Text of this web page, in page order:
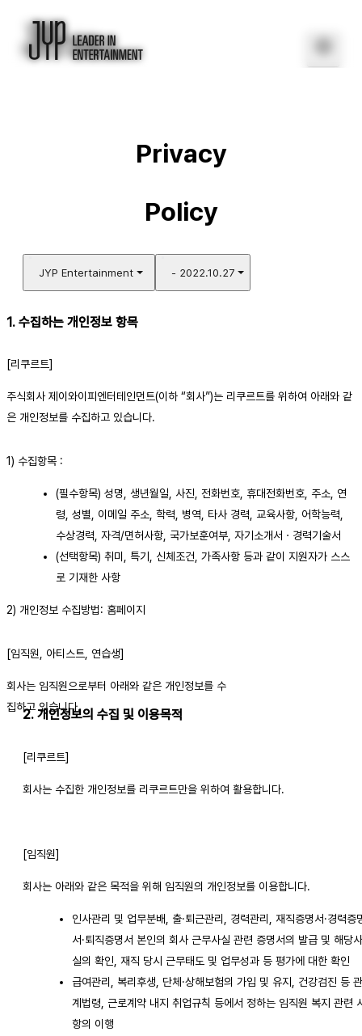
Privacy
Policy
1. 수집하는 개인정보 항목
[리쿠르트]
주식회사 제이와이피엔터테인먼트(이하 “회사”)는 리쿠르트를 위하여 아래와 같
은 개인정보를 수집하고 있습니다.
1) 수집항목 :
(필수항목) 성명, 생년월일, 사진, 전화번호, 휴대전화번호, 주소, 연
령, 성별, 이메일 주소, 학력, 병역, 타사 경력, 교육사항, 어학능력,
수상경력, 자격/면허사항, 국가보훈여부, 자기소개서ㆍ경력기술서
(선택항목) 취미, 특기, 신체조건, 가족사항 등과 같이 지원자가 스스
로 기재한 사항
2) 개인정보 수집방법: 홈페이지
[임직원, 아티스트, 연습생]
회사는 임직원으로부터 아래와 같은 개인정보를 수
집하고 있습니다.
2. 개인정보의 수집 및 이용목적
[리쿠르트]
회사는 수집한 개인정보를 리쿠르트만을 위하여 활용합니다.
[임직원]
회사는 아래와 같은 목적을 위해 임직원의 개인정보를 이용합니다.
인사관리 및 업무분배, 출·퇴근관리, 경력관리, 재직증명서·경력증
서·퇴직증명서 본인의 회사 근무사실 관련 증명서의 발급 및 해당사
실의 확인, 재직 당시 근무태도 및 업무성과 등 평가에 대한 확인
급여관리, 복리후생, 단체·상해보험의 가입 및 유지, 건강검진 등 관
계법령, 근로계약 내지 취업규칙 등에서 정하는 임직원 복지 관련
항의 이행
JYP Entertainment - 2022.10.27